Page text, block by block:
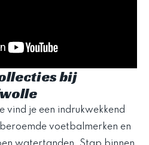
bij
vind je een indrukwekkend
voetbalmerken en